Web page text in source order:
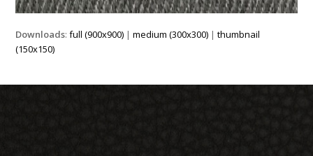
Downloads:full (900x900) |medium (300x300) |thumbnail
(150x150)